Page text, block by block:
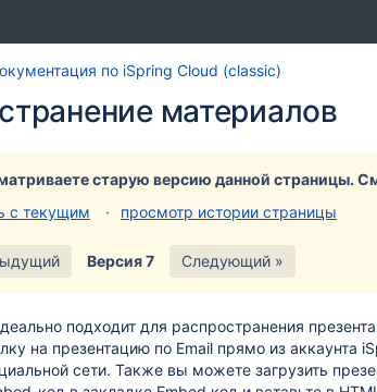
по iSpring Cloud (classic)
концу
баннера
началу
баннера
материалов
старую версию данной страницы.
с текущим
просмотр истории страницы
Версия 7 Следующий »
подходит для распространения
на презентацию по Email прямо из аккаунта
сети. Также вы можете загрузить